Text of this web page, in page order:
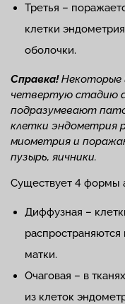
Третья –
клетки
оболочки.
Справка!Некоторые
четвертую стадию
подразумевают
клетки эндометрия
миометрия и
пузырь, яичники.
Существует 4 формы
Диффузная –
распространяются
матки.
Очаговая – в
из клеток